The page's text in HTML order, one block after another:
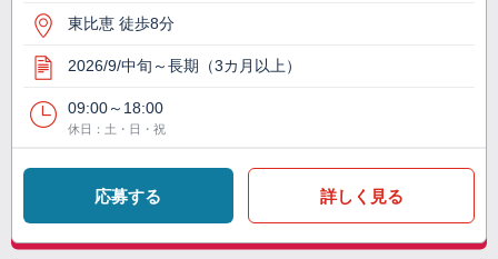
東比恵 徒歩8分
2026/9/中旬～長期（3カ月以上）
09:00～18:00
休日：土・日・祝
応募する 詳しく見る